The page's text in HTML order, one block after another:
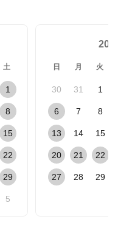
土
1
8
15
22
29
5
日 月 火
30 31 1
6 7 8
13 14 15
20 21 22
27 28 29